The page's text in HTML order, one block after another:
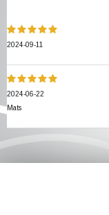
2024-09-11
2024-06-22
Mats